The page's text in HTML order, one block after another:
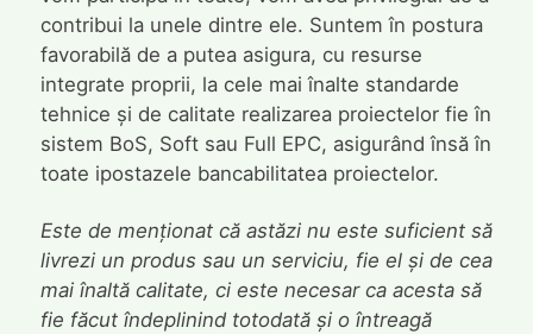
contribui la unele dintre ele. Suntem în postura
favorabilă de a putea asigura, cu resurse
integrate proprii, la cele mai înalte standarde
tehnice și de calitate realizarea proiectelor fie în
sistem BoS, Soft sau Full EPC, asigurând însă în
toate ipostazele bancabilitatea proiectelor.
Este de menționat că astăzi nu este suficient să
livrezi un produs sau un serviciu, fie el și de cea
mai înaltă calitate, ci este necesar ca acesta să
fie făcut îndeplinind totodată și o întreagă